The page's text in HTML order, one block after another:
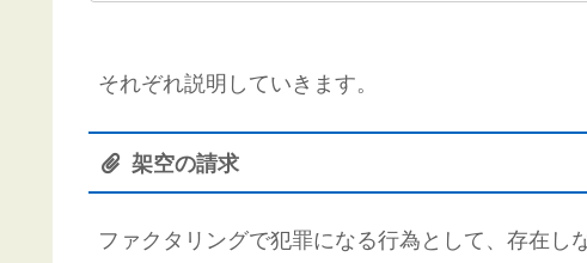
それぞれ説明していきます。
架空の請求
ファクタリングで犯罪になる行為として、存在し